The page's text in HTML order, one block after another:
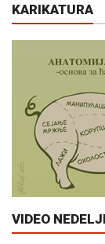
KARIKATURA
VIDEO